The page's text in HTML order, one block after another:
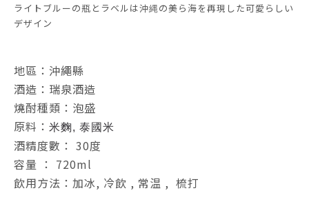
ライトブルーの瓶とラベルは沖縄の美ら海を再現した可愛らしい
デザイン
地區：沖繩縣
酒造：瑞泉酒造
燒酎種類：泡盛
原料： 米麴, 泰國米
酒精度數 ： 30度
容量 ： 720ml
飲用方法：加冰, 冷飲 , 常温 , 梳打